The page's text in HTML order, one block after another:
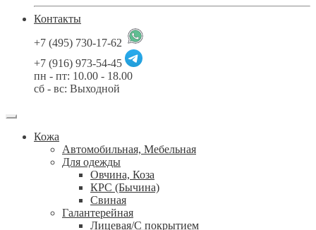
Контакты
+7 (495) 730-17-62
+7 (916) 973-54-45
пн - пт: 10.00 - 18.00
сб - вс: Выходной
Кожа
Автомобильная, Мебельная
Для одежды
Овчина, Коза
КРС (Бычина)
Свиная
Галантерейная
Лицевая/С покрытием